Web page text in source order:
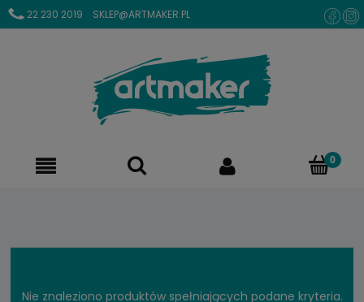
22 230 2019 SKLEP@ARTMAKER.PL
Nie znaleziono produktów spełniających podane kryteria.